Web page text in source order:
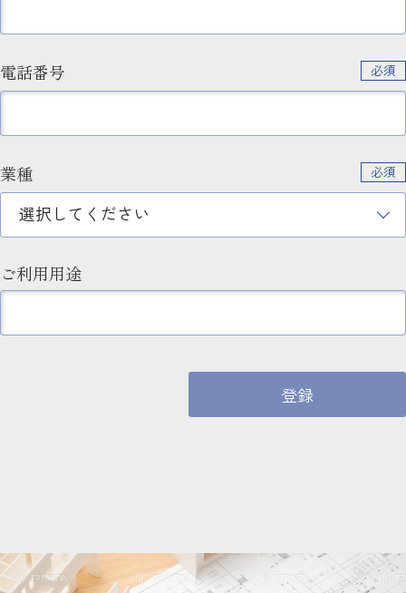
電話番号 必須
業種 必須
ご利用用途